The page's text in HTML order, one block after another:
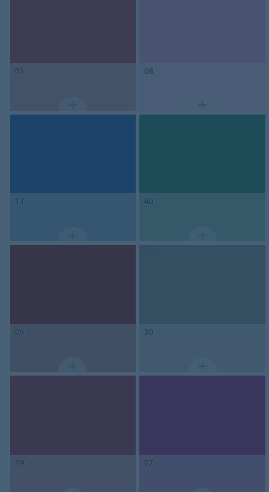
05 08
13 40
06 30
39 07